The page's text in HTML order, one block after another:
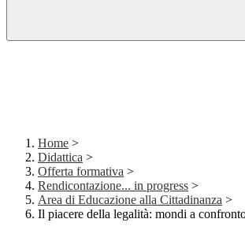
Home >
Didattica >
Offerta formativa >
Rendicontazione... in progress >
Area di Educazione alla Cittadinanza >
Il piacere della legalità: mondi a